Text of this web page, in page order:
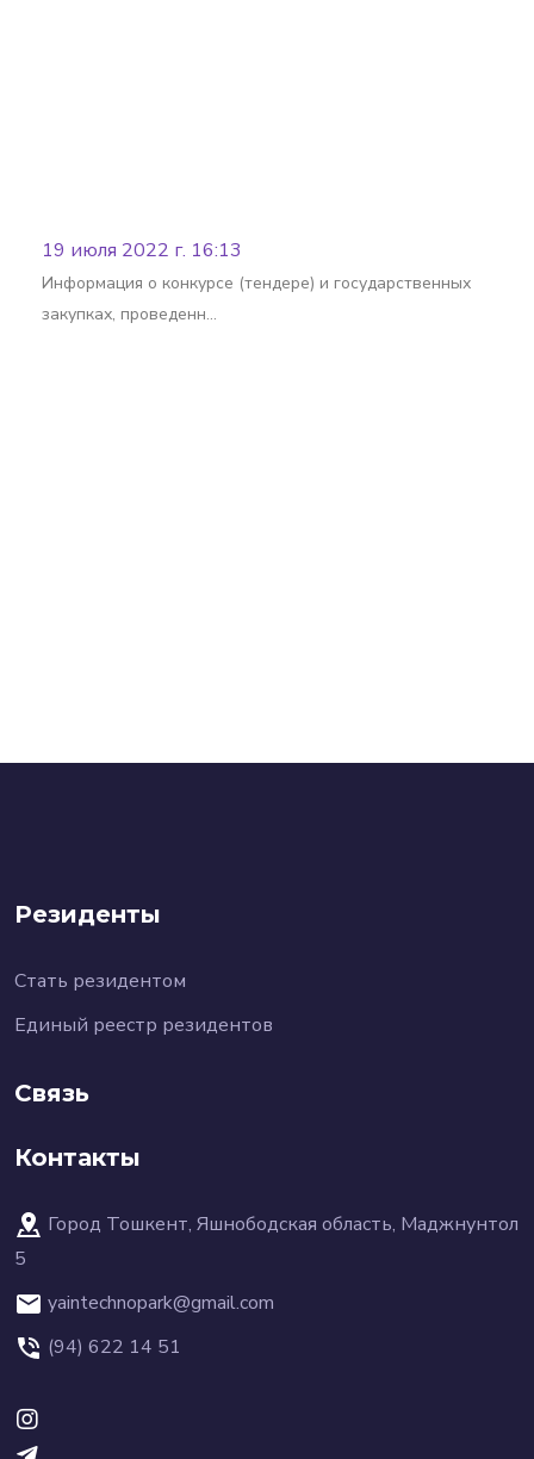
19 июля 2022 г. 16:13
Информация о конкурсе (тендере) и государственных
закупках, проведенн…
Резиденты
Стать резидентом
Единый реестр резидентов
Связь
Контакты
Город Тошкент, Яшнободская область, Маджнунтол
5
yaintechnopark@gmail.com
(94) 622 14 51